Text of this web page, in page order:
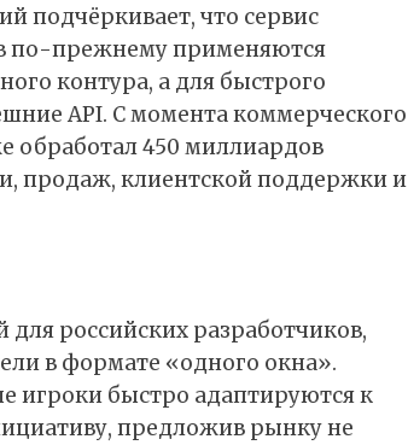
подчёркивает, что сервис
по-прежнему применяются
контура, а для быстрого
API. С момента коммерческого
обработал 450 миллиардов
продаж, клиентской поддержки и
для российских разработчиков,
в формате «одного окна».
игроки быстро адаптируются к
предложив рынку не